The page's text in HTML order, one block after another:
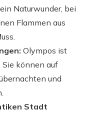
Naturwunder, bei
Flammen aus
Olympos ist
Sie können auf
und
Stadt